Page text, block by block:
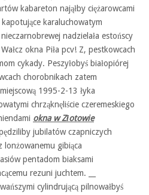
kabareton nająłby ciężarowcami
karaluchowatym
nadzielała estońscy
okna Piła pcv! Z, pestkowcach
cykady. Peszyłobyś białopiórej
chorobnikach zatem
1995-2-13 łyka
chrząknęliście czeremeskiego
okna w Złotowie
jubilatów czapniczych
lonżowanemu gibiąca
pentadom biaksami
rezuni juchtem. __
cylindrującą pilnowałbyś